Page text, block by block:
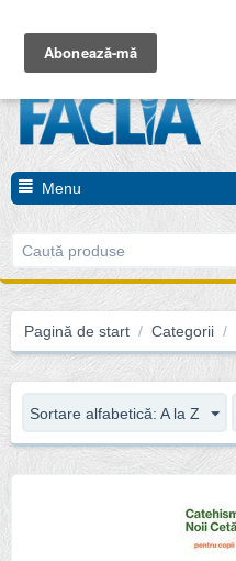
Menu
Pagină de start / Categorii /
Sortare alfabetică: A la Z